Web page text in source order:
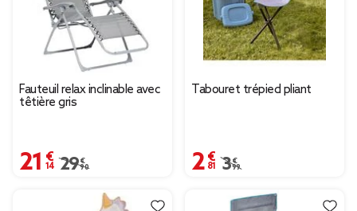
Fauteuil relax inclinable avec
têtière gris
21,14 €
Prix remisé de 29,90 € à 21,14 €
29,90 €
Tabouret trépied pliant
2,81 €
Prix remisé de 3,99 €
3,99 €